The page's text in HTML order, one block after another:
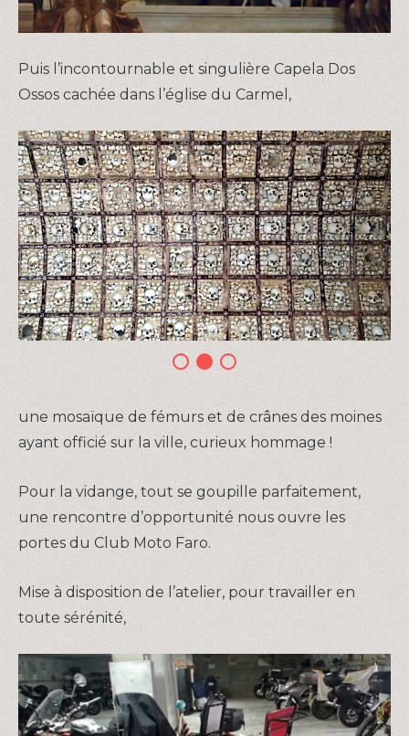
Puis l’incontournable et singulière Capela Dos
Ossos cachée dans l’église du Carmel,
une mosaïque de fémurs et de crânes des moines
ayant officié sur la ville, curieux hommage !
Pour la vidange, tout se goupille parfaitement,
une rencontre d’opportunité nous ouvre les
portes du Club Moto Faro.
Mise à disposition de l’atelier, pour travailler en
toute sérénité,